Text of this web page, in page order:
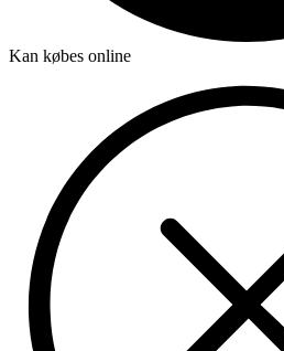
Kan købes online